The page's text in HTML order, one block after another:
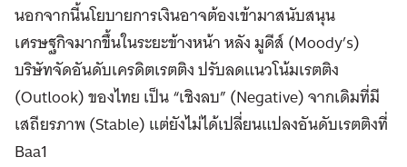
นอกจากนี้นโยบายการเงินอาจต้องเข้ามาสนับสนุน
เศรษฐกิจมากขึ้นในระยะข้างหน้า หลัง มูดีส์ (Moody’s)
บริษัทจัดอันดับเครดิตเรตติง ปรับลดแนวโน้มเรตติง
(Outlook) ของไทย เป็น “เชิงลบ” (Negative) จากเดิมที่มี
เสถียรภาพ (Stable) แต่ยังไม่ได้เปลี่ยนแปลงอันดับเรตติงที่
Baa1